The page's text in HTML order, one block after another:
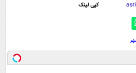
کپی لینک